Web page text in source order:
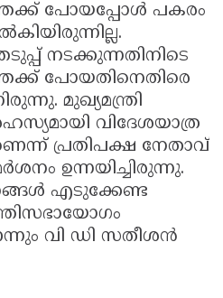
പോയപ്പോള്‍ പകരം
നടക്കുന്നതിനിടെ
പോയതിനെതിരെ
മുഖ്യമന്ത്രി
വിദേശയാത്ര
പ്രതിപക്ഷ നേതാവ്
ഉന്നയിച്ചിരുന്നു.
എടുക്കേണ്ട
വി ഡി സതീശന്‍